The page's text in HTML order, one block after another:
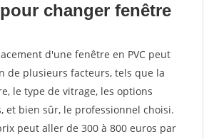
changer fenêtre
d'une fenêtre en PVC peut
de plusieurs facteurs, tels que la
le type de vitrage, les options
et bien sûr, le professionnel choisi.
peut aller de 300 à 800 euros par